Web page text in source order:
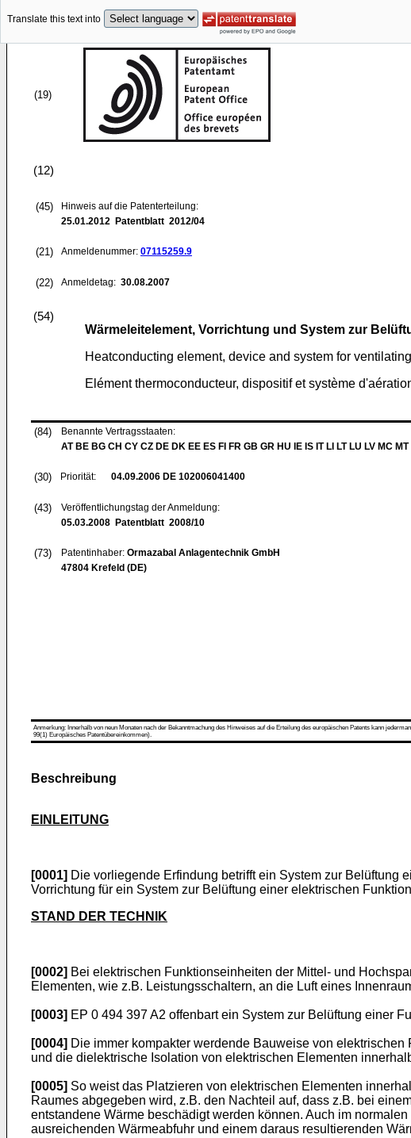
Translate this text into
(19)
(12)
(45)
Hinweis auf die Patenterteilung:
25.01.2012 Patentblatt 2012/04
(21) Anmeldenummer: 07115259.9
(22) Anmeldetag: 30.08.2007
(54)
Wärmeleitelement, Vorrichtung und System zur
Heatconducting element, device and system for
Elément thermoconducteur, dispositif et système
(84)
Benannte Vertragsstaaten:
AT BE BG CH CY CZ DE DK EE ES FI FR GB GR HU IE IS IT LI LT LU LV MC
(30) Priorität: 04.09.2006 DE 102006041400
(43)
Veröffentlichungstag der Anmeldung:
05.03.2008 Patentblatt 2008/10
(73) Patentinhaber: Ormazabal Anlagentechnik GmbH
47804 Krefeld (DE)
Anmerkung: Innerhalb von neun Monaten nach der Bekanntmachung des Hinweises auf die Erteilung des europäischen Patents kann
99(1) Europäisches Patentübereinkommen).
Beschreibung
EINLEITUNG
[0001] Die vorliegende Erfindung betrifft ein System zur Belüftung
Vorrichtung für ein System zur Belüftung einer elektrischen
STAND DER TECHNIK
[0002] Bei elektrischen Funktionseinheiten der Mittel- und
Elementen, wie z.B. Leistungsschaltern, an die Luft eines
[0003] EP 0 494 397 A2 offenbart ein System zur Belüftung einer
[0004] Die immer kompakter werdende Bauweise von
und die dielektrische Isolation von elektrischen Elementen
[0005] So weist das Platzieren von elektrischen Elementen
Raumes abgegeben wird, z.B. den Nachteil auf, dass z.B. bei
entstandene Wärme beschädigt werden können. Auch im
ausreichenden Wärmeabfuhr und einem daraus resultierenden